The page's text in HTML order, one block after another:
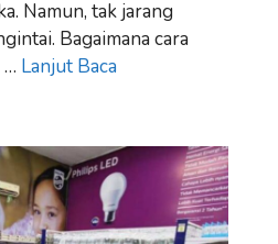
Namun, tak jarang
Bagaimana cara
… Lanjut Baca